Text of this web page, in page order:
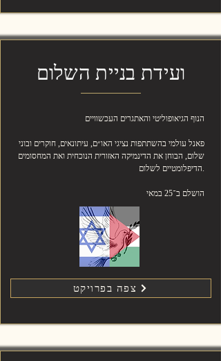
ועידת בניית השלום
הנוף הגיאופוליטי והאתגרים העכשוויים
פאנל עולמי בהשתתפות נציגי האו״ם, עיתונאים, חוקרים ובוני
שלום, הבוחן את הדינמיקה האזורית הנוכחית ואת המחסומים
הדיפלומטיים לשלום.
הושלם ב־25 במאי
צפה בפרויקט